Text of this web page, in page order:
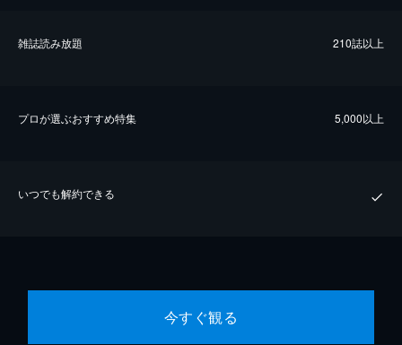
雑誌読み放題 210誌以上
プロが選ぶおすすめ特集 5,000以上
いつでも解約できる
今すぐ観る